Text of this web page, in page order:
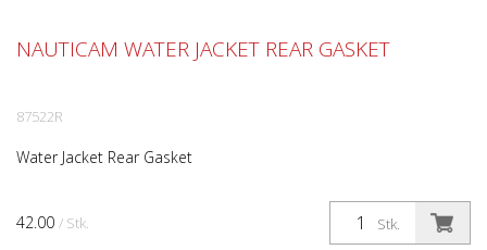
42.00 / Stk. Stk.
NAUTICAM WATER JACKET REAR GASKET
87522R
Water Jacket Rear Gasket